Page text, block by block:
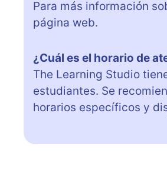
Para más información
página web.
¿Cuál es el horario de
The Learning Studio
estudiantes. Se
horarios específicos y